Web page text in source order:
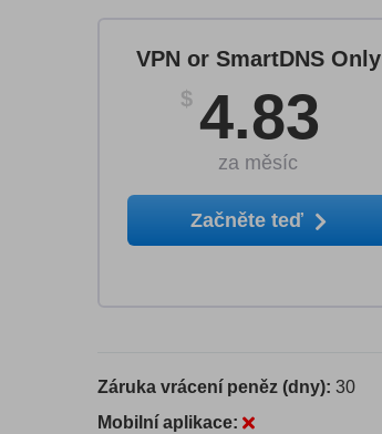
VPN or SmartDNS Only
$ 4.83
za měsíc
Začněte teď
Záruka vrácení peněz (dny): 30
Mobilní aplikace: